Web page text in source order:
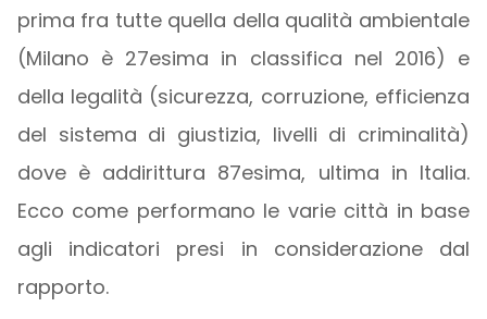
prima fra tutte quella della qualità ambientale
(Milano è 27esima in classifica nel 2016) e
della legalità (sicurezza, corruzione, efficienza
del sistema di giustizia, livelli di criminalità)
dove è addirittura 87esima, ultima in Italia.
Ecco come performano le varie città in base
agli indicatori presi in considerazione dal
rapporto.